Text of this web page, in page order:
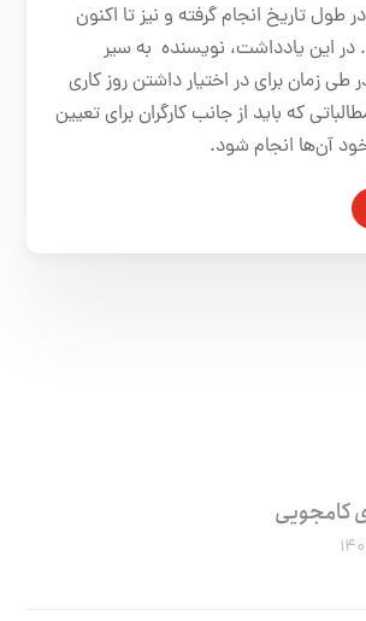
طول تاریخ انجام گرفته و نیز تا اکنون
در این یادداشت، نویسنده به سیر
طی زمان برای در اختیار داشتن روز کاری
که باید از جانب کارگران برای تعیین
آن‌ها انجام شود.
کامجویی